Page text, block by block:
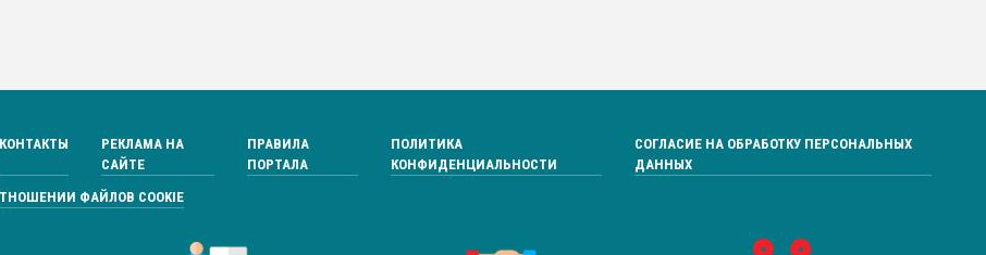
КОНТАКТЫ
РЕКЛАМА НА
САЙТЕ
ПРАВИЛА
ПОРТАЛА
ПОЛИТИКА
КОНФИДЕНЦИАЛЬНОСТИ
СОГЛАСИЕ НА ОБРАБОТКУ ПЕРСОНАЛЬНЫХ
ДАННЫХ
ФАЙЛОВ COOKIE